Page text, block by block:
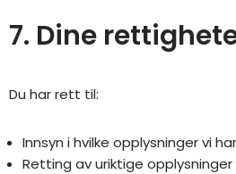
7. Dine
Du har rett til:
Innsyn i hvilke opplysninger vi
Retting av uriktige opplysninger